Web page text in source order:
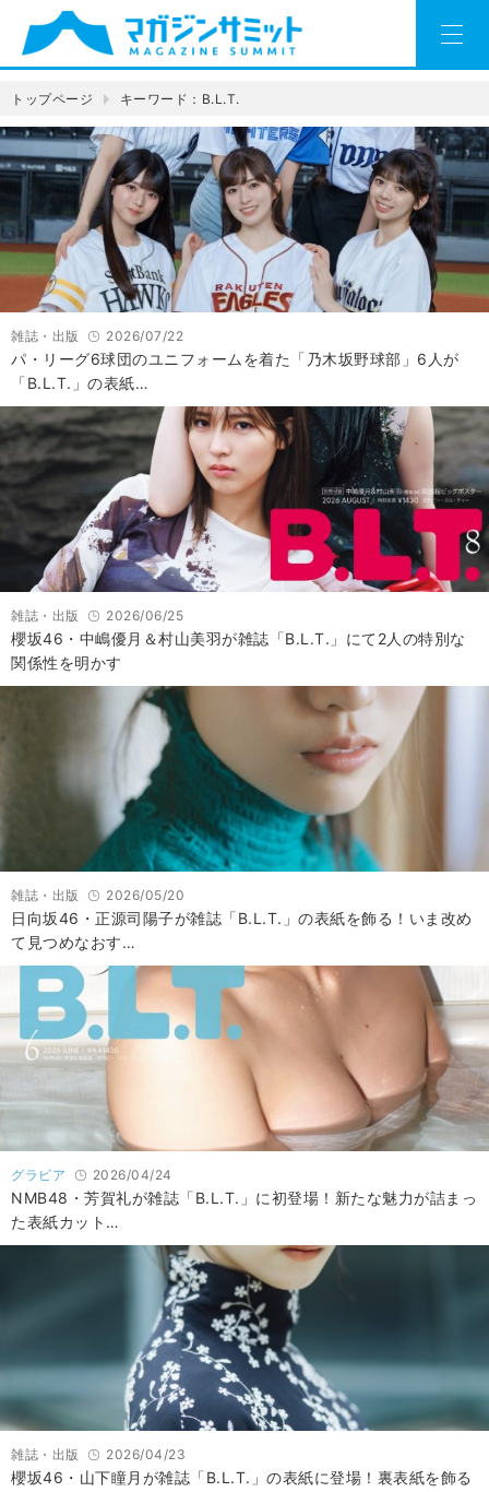
トップページ キーワード：B.L.T.
雑誌・出版 2026/07/22
パ・リーグ6球団のユニフォームを着た「乃木坂野球部」6人が
「B.L.T.」の表紙…
雑誌・出版 2026/06/25
櫻坂46・中嶋優月＆村山美羽が雑誌「B.L.T.」にて2人の特別な
関係性を明かす
雑誌・出版 2026/05/20
日向坂46・正源司陽子が雑誌「B.L.T.」の表紙を飾る！いま改め
て見つめなおす…
グラビア 2026/04/24
NMB48・芳賀礼が雑誌「B.L.T.」に初登場！新たな魅力が詰まっ
た表紙カット…
雑誌・出版 2026/04/23
櫻坂46・山下瞳月が雑誌「B.L.T.」の表紙に登場！裏表紙を飾る